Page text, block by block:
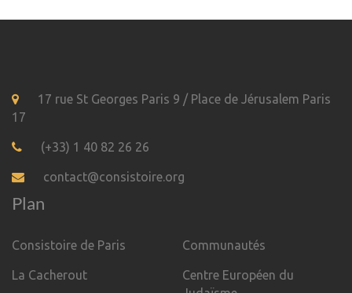
17 rue St Georges Paris 9 / Place de Jérusalem Paris
17
(+33) 1 40 82 26 26
contact@consistoire.org
Plan
Consistoire de Paris
La Cacherout
Communautés
Centre Européen du